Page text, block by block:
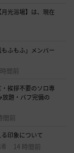
光浴場】は、現在
ふもふ」メンバー
間前
・挨拶不要のソロ専
放題・バフ完備の
間前
る印象について
14 時間前